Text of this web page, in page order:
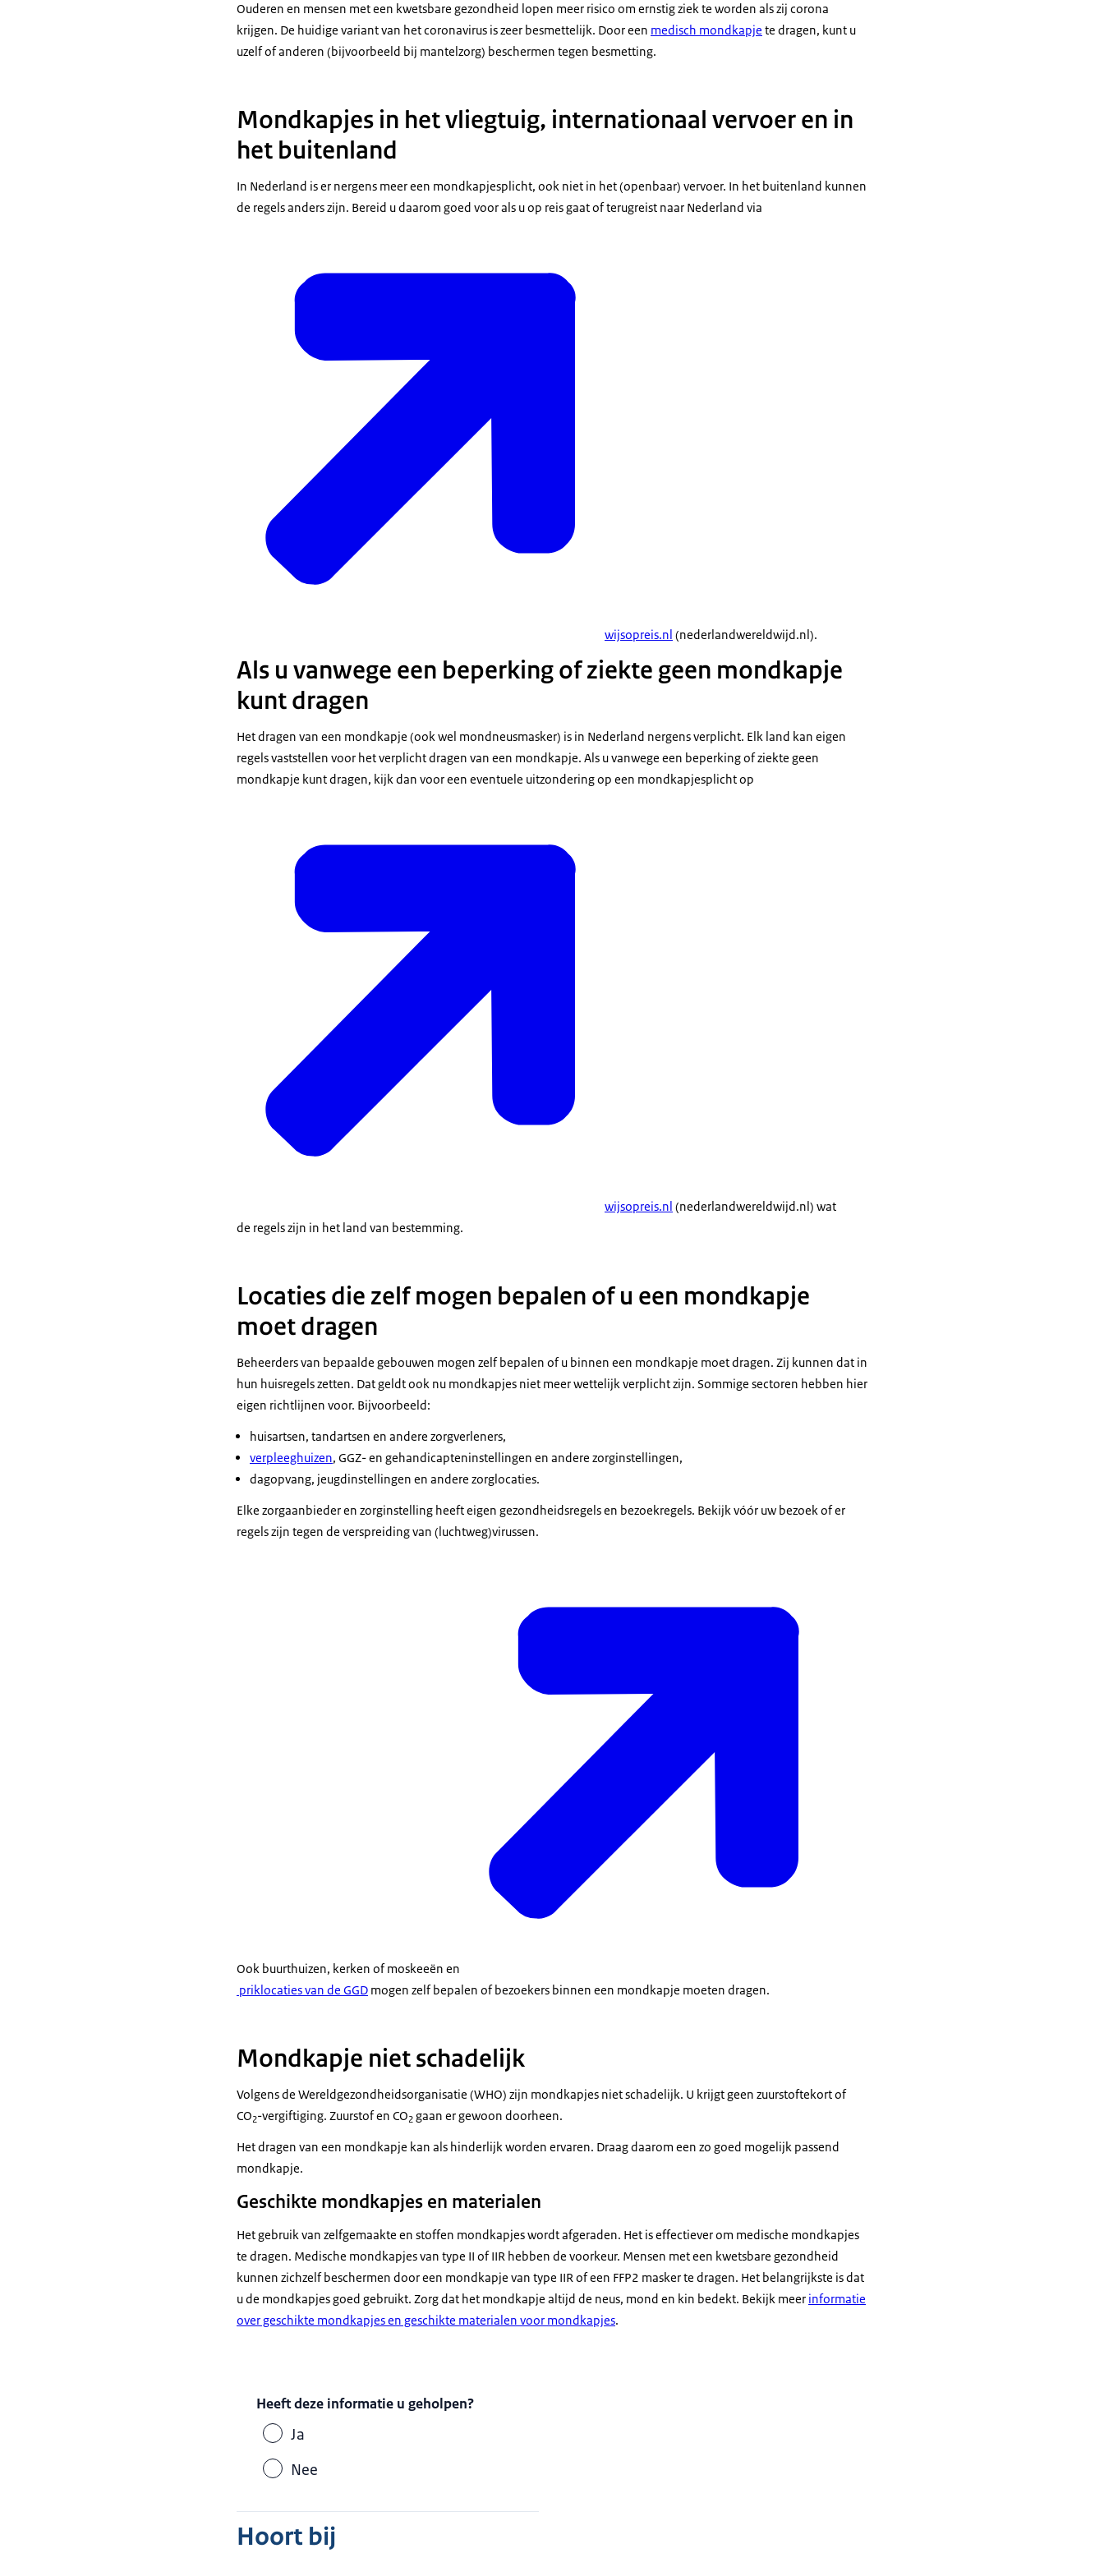
Ouderen en mensen met een kwetsbare gezondheid lopen meer risico om ernstig ziek te worden als zij corona
krijgen. De huidige variant van het coronavirus is zeer besmettelijk. Door een medisch mondkapje te dragen, kunt u
uzelf of anderen (bijvoorbeeld bij mantelzorg) beschermen tegen besmetting.
Mondkapjes in het vliegtuig, internationaal vervoer en in
het buitenland
In Nederland is er nergens meer een mondkapjesplicht, ook niet in het (openbaar) vervoer. In het buitenland kunnen
de regels anders zijn. Bereid u daarom goed voor als u op reis gaat of terugreist naar Nederland via
wijsopreis.nl (nederlandwereldwijd.nl).
Als u vanwege een beperking of ziekte geen mondkapje
kunt dragen
Het dragen van een mondkapje (ook wel mondneusmasker) is in Nederland nergens verplicht. Elk land kan eigen
regels vaststellen voor het verplicht dragen van een mondkapje. Als u vanwege een beperking of ziekte geen
mondkapje kunt dragen, kijk dan voor een eventuele uitzondering op een mondkapjesplicht op
wijsopreis.nl (nederlandwereldwijd.nl) wat
de regels zijn in het land van bestemming.
Locaties die zelf mogen bepalen of u een mondkapje
moet dragen
Beheerders van bepaalde gebouwen mogen zelf bepalen of u binnen een mondkapje moet dragen. Zij kunnen dat in
hun huisregels zetten. Dat geldt ook nu mondkapjes niet meer wettelijk verplicht zijn. Sommige sectoren hebben hier
eigen richtlijnen voor. Bijvoorbeeld:
huisartsen, tandartsen en andere zorgverleners,
verpleeghuizen, GGZ- en gehandicapteninstellingen en andere zorginstellingen,
dagopvang, jeugdinstellingen en andere zorglocaties.
Elke zorgaanbieder en zorginstelling heeft eigen gezondheidsregels en bezoekregels. Bekijk vóór uw bezoek of er
regels zijn tegen de verspreiding van (luchtweg)virussen.
Ook buurthuizen, kerken of moskeeën en
priklocaties van de GGD mogen zelf bepalen of bezoekers binnen een mondkapje moeten dragen.
Mondkapje niet schadelijk
Volgens de Wereldgezondheidsorganisatie (WHO) zijn mondkapjes niet schadelijk. U krijgt geen zuurstoftekort of
CO2-vergiftiging. Zuurstof en CO2 gaan er gewoon doorheen.
Het dragen van een mondkapje kan als hinderlijk worden ervaren. Draag daarom een zo goed mogelijk passend
mondkapje.
Geschikte mondkapjes en materialen
Het gebruik van zelfgemaakte en stoffen mondkapjes wordt afgeraden. Het is effectiever om medische mondkapjes
te dragen. Medische mondkapjes van type II of IIR hebben de voorkeur. Mensen met een kwetsbare gezondheid
kunnen zichzelf beschermen door een mondkapje van type IIR of een FFP2 masker te dragen. Het belangrijkste is dat
u de mondkapjes goed gebruikt. Zorg dat het mondkapje altijd de neus, mond en kin bedekt. Bekijk meer informatie
over geschikte mondkapjes en geschikte materialen voor mondkapjes.
Heeft deze informatie u geholpen?
Ja
Nee
Hoort bij